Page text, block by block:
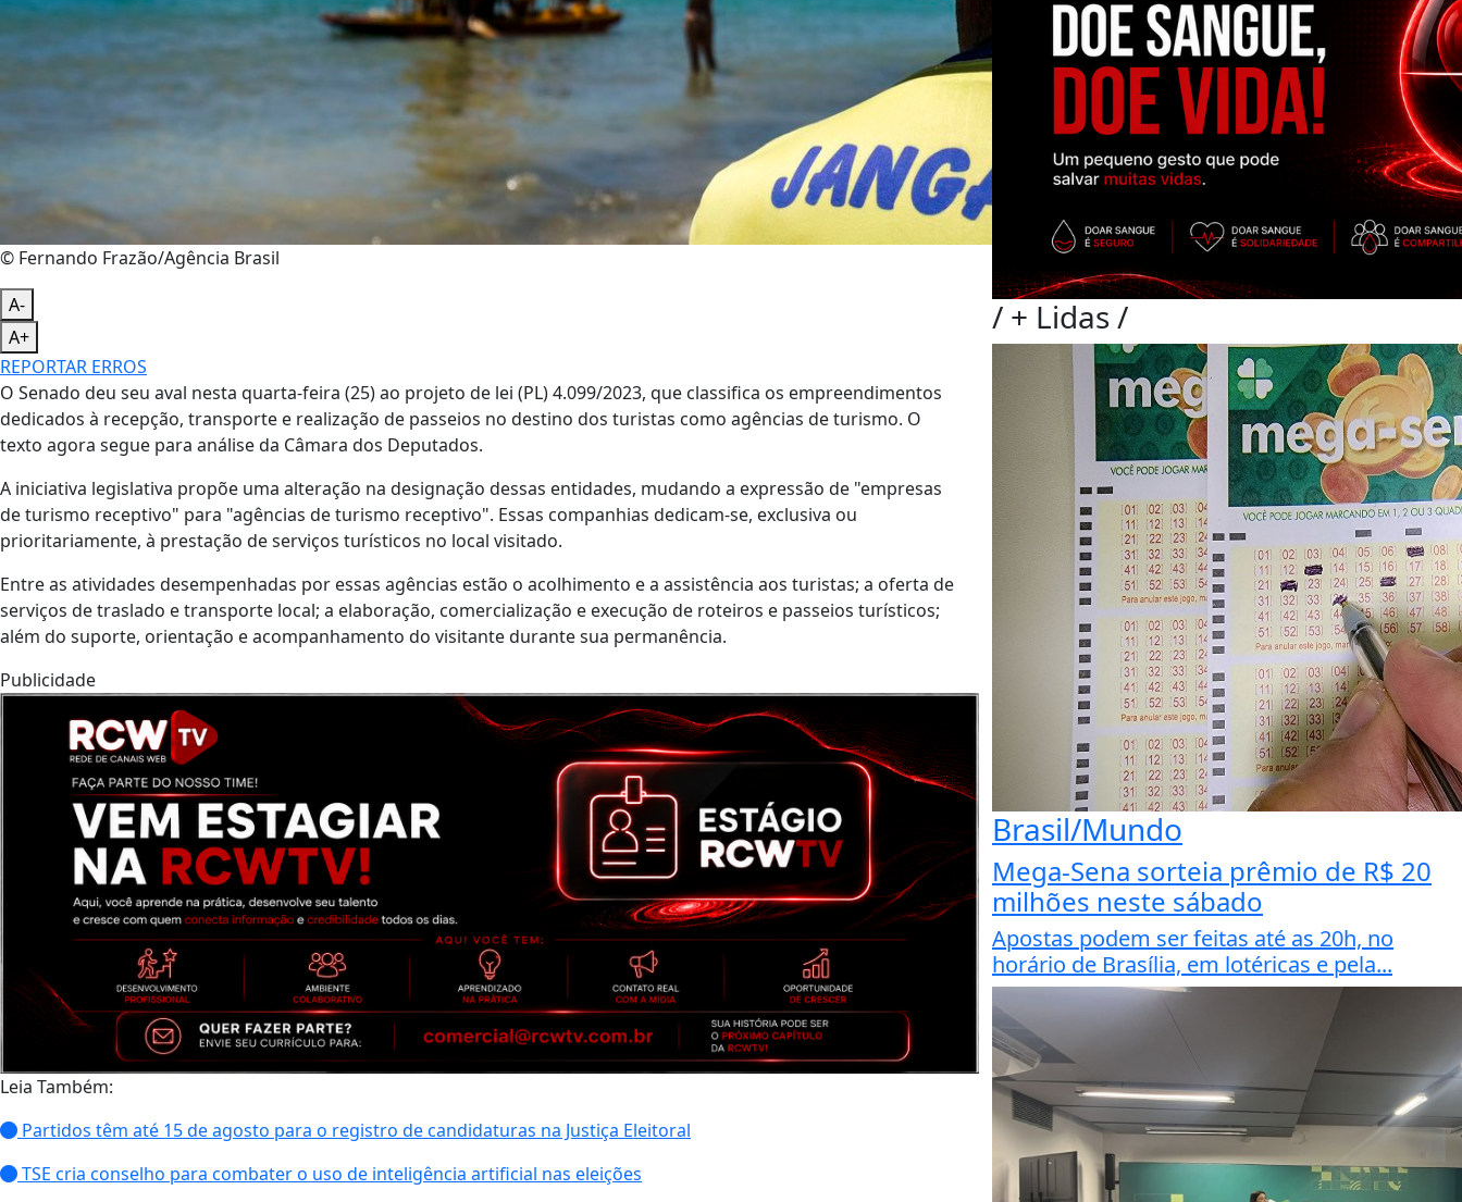
© Fernando Frazão/Agência Brasil
A-
A+
REPORTAR ERROS
O Senado deu seu aval nesta quarta-feira (25) ao projeto de lei (PL) 4.099/2023, que classifica os empreendimentos
dedicados à recepção, transporte e realização de passeios no destino dos turistas como agências de turismo. O
texto agora segue para análise da Câmara dos Deputados.
A iniciativa legislativa propõe uma alteração na designação dessas entidades, mudando a expressão de "empresas
de turismo receptivo" para "agências de turismo receptivo". Essas companhias dedicam-se, exclusiva ou
prioritariamente, à prestação de serviços turísticos no local visitado.
Entre as atividades desempenhadas por essas agências estão o acolhimento e a assistência aos turistas; a oferta de
serviços de traslado e transporte local; a elaboração, comercialização e execução de roteiros e passeios turísticos;
além do suporte, orientação e acompanhamento do visitante durante sua permanência.
Publicidade
Leia Também:
Partidos têm até 15 de agosto para o registro de candidaturas na Justiça Eleitoral
TSE cria conselho para combater o uso de inteligência artificial nas eleições
/ + Lidas/
Brasil/Mundo
Mega-Sena sorteia prêmio de R$ 20
milhões neste sábado
Apostas podem ser feitas até as 20h, no
horário de Brasília, em lotéricas e pela...